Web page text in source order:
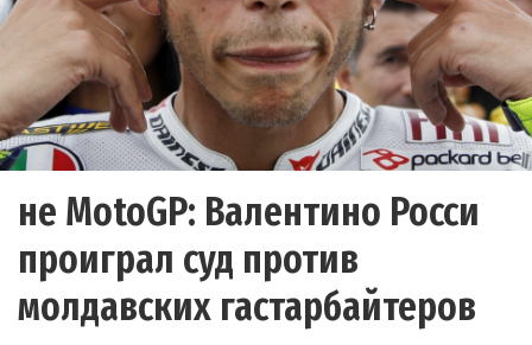
не MotoGP: Валентино Росси
проиграл суд против
молдавских гастарбайтеров